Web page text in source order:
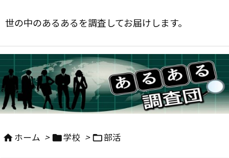
世の中のあるあるを調査してお届けします。
ホーム > 学校 > 部活